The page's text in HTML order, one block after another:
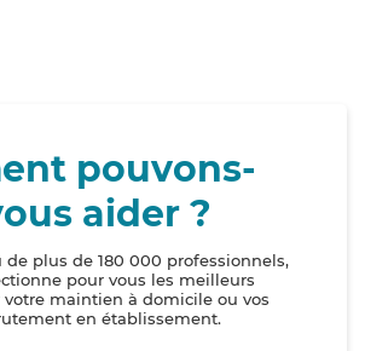
pouvons-
aider ?
de plus de 180 000 professionnels,
pour vous les meilleurs
maintien à domicile ou vos
en établissement.